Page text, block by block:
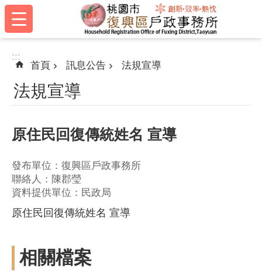
跳到主要內容區塊
:::
:::
首頁 訊息公告 法規宣導
法規宣導
原住民回復傳統姓名 宣導
發布單位：復興區戶政事務所
聯絡人：陳郡瑩
資料提供單位：民政局
原住民回復傳統姓名 宣導
相關檔案